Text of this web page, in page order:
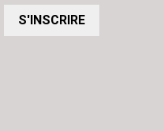
S'INSCRIRE